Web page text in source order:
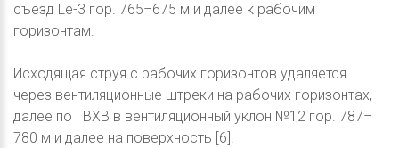
съезд Le-3 гор. 765–675 м и далее к рабочим
горизонтам.
Исходящая струя с рабочих горизонтов удаляется
через вентиляционные штреки на рабочих горизонтах,
далее по ГВХВ в вентиляционный уклон №12 гор. 787–
780 м и далее на поверхность [6].